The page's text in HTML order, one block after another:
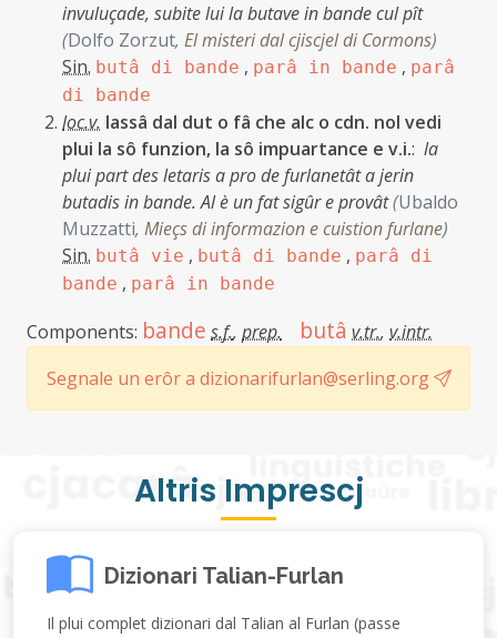
invuluçade, subite lui la butave in bande cul pît
(Dolfo Zorzut, El misteri dal cjiscjel di Cormons)
Sin. butâ di bande , parâ in bande , parâ
di bande
loc.v. lassâ dal dut o fâ che alc o cdn. nol vedi
plui la sô funzion, la sô impuartance e v.i.: la
plui part des letaris a pro de furlanetât a jerin
butadis in bande. Al è un fat sigûr e provât(Ubaldo
Muzzatti, Mieçs di informazion e cuistion furlane)
Sin. butâ vie , butâ di bande , parâ di
bande , parâ in bande
Components: bande s.f., prep. butâ v.tr., v.intr.
Segnale un erôr a dizionarifurlan@serling.org
Altris Imprescj
Dizionari Talian-Furlan
Il plui complet dizionari dal Talian al Furlan (passe